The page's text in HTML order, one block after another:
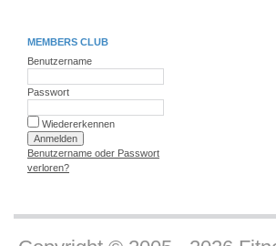
MEMBERS CLUB
Benutzername
Passwort
Wiedererkennen
Benutzername oder Passwort
verloren?